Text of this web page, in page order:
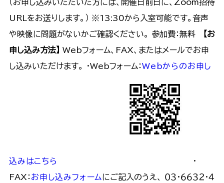
（お申し込みいただいた方には、開催日前日に、Zoom招待
URLをお送りします。） ※13:30から入室可能です。音声
や映像に問題がないかご確認ください。 参加費：無料
【お
申し込み方法】 Webフォーム、FAX、またはメールでお申
し込みいただけます。 ・Webフォーム：Webからのお申し
込みはこちら
・
FAX： お申し込みフォームにご記入のうえ、 ０３・６６３２・４